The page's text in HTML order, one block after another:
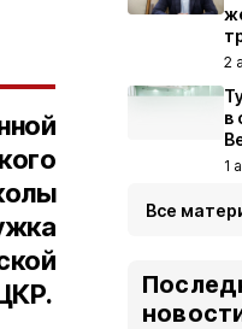
2
в
1
Все